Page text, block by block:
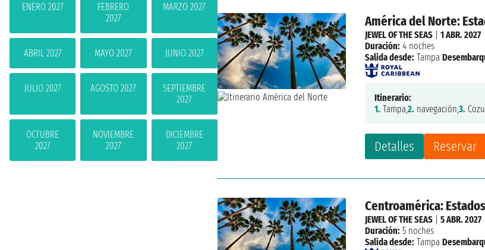
ENERO 2027
FEBRERO
2027
MARZO 2027
ABRIL 2027 MAYO 2027 JUNIO 2027
JULIO 2027 AGOSTO 2027
SEPTIEMBRE
2027
OCTUBRE
2027
NOVIEMBRE
2027
DICIEMBRE
2027
América del Norte:
Detalles Reservar
JEWEL OF THE SEAS |1 ABR. 2027
Duración: 4 noches
Salida desde: Tampa
Itinerario:
1. Tampa,2. navegación,3.
Centroamérica:
JEWEL OF THE SEAS |5 ABR. 2027
Duración: 5 noches
Salida desde: Tampa